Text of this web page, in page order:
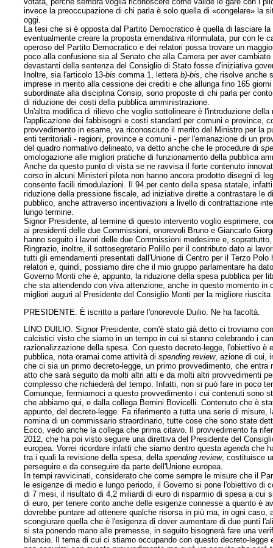
invece la preoccupazione di chi parla è solo quella di «congelare» la
oggi.
La tesi che si è opposta dal Partito Democratico è quella di lasciare
eventualmente creare la proposta emendativa riformulata, pur con le
operoso del Partito Democratico e dei relatori possa trovare un
poco alla confusione sia al Senato che alla Camera per aver
devastanti della sentenza del Consiglio di Stato fosse d'iniziativa
Inoltre, sia l'articolo 13-bis comma 1, letterab)-bis, che risolve anche
imprese in merito alla cessione dei crediti e che allunga fino 165
subordinate alla disciplina Consip, sono proposte di chi parla per
di riduzione dei costi della pubblica amministrazione.
Un'altra modifica di rilievo che voglio sottolineare è l'introduzione della
l'applicazione dei fabbisogni e costi standard per comuni e province,
provvedimento in esame, va riconosciuto il merito del Ministro per la
enti territoriali - regioni, province e comuni - per l'emanazione di un
del quadro normativo delineato, va detto anche che le procedure di
omologazione alle migliori pratiche di funzionamento della pubblica
Anche da questo punto di vista se ne ravvisa il forte contenuto
corso in alcuni Ministeri pilota non hanno ancora prodotto disegni di
consente facilirimodulazioni. Il 94 per cento della spesa statale,
riduzione della pressione fiscale, ad iniziative dirette a contrastare le
pubblico, anche attraverso incentivazioni a livello di contrattazione
lungo termine.
Signor Presidente, al termine di questo intervento voglio esprimere,
ai presidenti delle due Commissioni, onorevoli Bruno e Giancarlo
hanno seguito i lavori delle due Commissioni medesime e,
Ringrazio, inoltre, il sottosegretario Polillo per il contributo dato ai
tutti gli emendamenti presentati dall'Unione di Centro per il Terzo
relatori e, quindi, possiamo dire che il mio gruppo parlamentare ha
Governo Monti che è, appunto, la riduzione della spesa pubblica per
che sta attendendo con viva attenzione, anche in questo momento
migliori auguri al Presidente del Consiglio Monti per la migliore
PRESIDENTE. È iscritto a parlare l'onorevole Duilio. Ne ha facoltà.
LINO DUILIO. Signor Presidente, com'è stato già detto ci troviamo
calcistici visto che siamo in un tempo in cui si stanno celebrando i
razionalizzazione della spesa. Con questo decreto-legge, l'obiettivo
pubblica, nota oramai come attività dispending review, azione di cui,
che ci sia un primo decreto-legge, un primo provvedimento, che
atto che sarà seguito da molti altri atti e da molti altri provvedimenti
complesso che richiederà del tempo. Infatti, non si può fare in poco
Comunque, fermiamoci a questo provvedimento i cui contenuti sono
che abbiamo qui, e dalla collega Bernini Bovicelli. Contenuto che è
appunto, del decreto-legge. Fa riferimento a tutta una serie di
nomina di un commissario straordinario, tutte cose che sono state
Ecco, vedo anche la collega che prima citavo. Il provvedimento fa
2012, che ha poi visto seguire una direttiva del Presidente del
europea. Vorrei ricordare infatti che siamo dentro questaagenda che
tra i quali la revisione della spesa, dellaspending review, costituisce
perseguire e da conseguire da parte dell'Unione europea.
In tempi ravvicinati, considerato che come sempre le misure che il
le esigenze di medio e lungo periodo, il Governo si pone l'obiettivo
di 7 mesi, il risultato di 4,2 miliardi di euro di risparmio di spesa a cui
di euro, per tenere conto anche delle esigenze connesse a quanto è
dovrebbe puntare ad ottenere qualche risorsa in più ma, in ogni
scongiurare quella che è l'esigenza di dover aumentare di due punti
si sta ponendo mano alle premesse, in seguito bisognerà fare una
bilancio. Il tema di cui ci stiamo occupando con questo decreto-